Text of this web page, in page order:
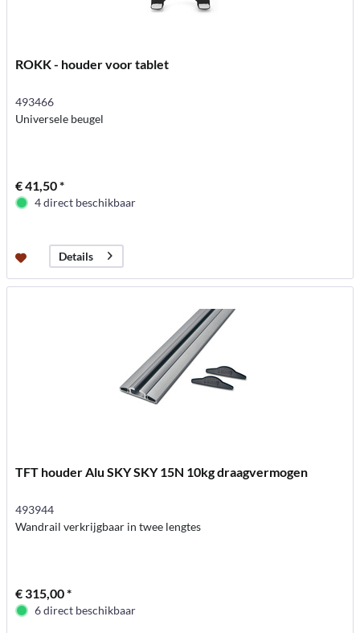
ROKK - houder voor tablet
493466
Universele beugel
€ 41,50 *
4 direct beschikbaar
Details
TFT houder Alu SKY SKY 15N 10kg draagvermogen
493944
Wandrail verkrijgbaar in twee lengtes
€ 315,00 *
6 direct beschikbaar